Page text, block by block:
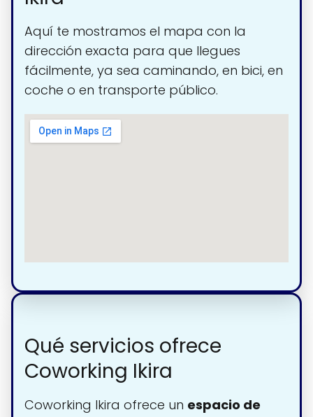
Aquí te mostramos el mapa con la
dirección exacta para que llegues
fácilmente, ya sea caminando, en bici, en
coche o en transporte público.
Qué servicios ofrece
Coworking Ikira
Coworking Ikira ofrece un espacio de